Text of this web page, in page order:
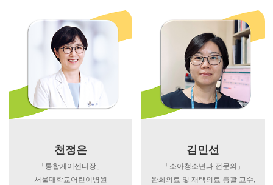
천정은
「통합케어센터장」
서울대학교어린이병원
김민선
「소아청소년과 전문의」
완화의료 및 재택의료 총괄 교수,